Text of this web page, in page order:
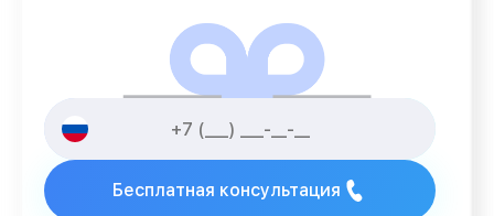
Бесплатная консультация